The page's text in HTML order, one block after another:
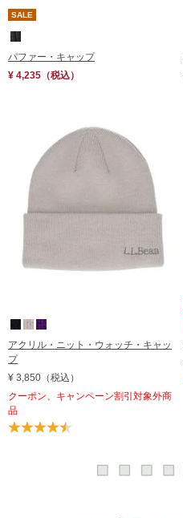
SALE
パファー・キャップ
¥ 4,235 （税込）
アクリル・ニット・ウォッチ・キャッ
プ
¥ 3,850 （税込）
クーポン、キャンペーン割引対象外商
品